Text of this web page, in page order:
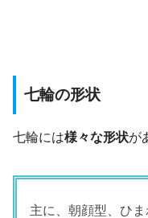
七輪の形状
七輪には様々な形状が
主に、朝顔型、ひま